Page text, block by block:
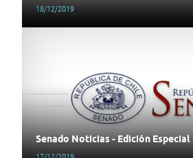
18/12/2019
Senado Noticias - Edición Especial